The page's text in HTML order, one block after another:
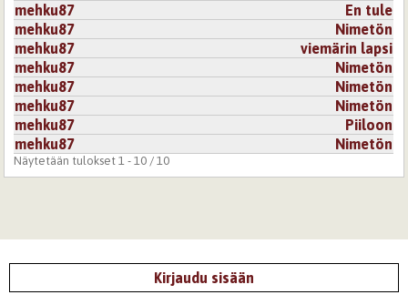
mehku87
En tule
mehku87
Nimetön
mehku87
viemärin lapsi
mehku87
Nimetön
mehku87
Nimetön
mehku87
Nimetön
mehku87
Piiloon
mehku87
Nimetön
Näytetään tulokset 1 - 10 / 10
Kirjaudu sisään